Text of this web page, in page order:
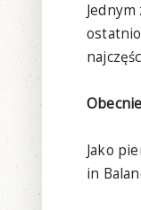
Jako
in